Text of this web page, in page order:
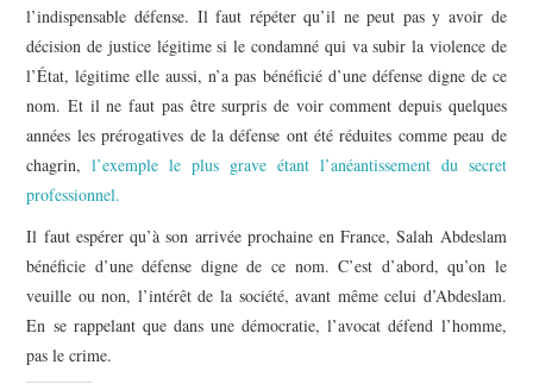
l’indispensable défense. Il faut répéter qu’il ne peut pas y avoir de
décision de justice légitime si le condamné qui va subir la violence de
l’État, légitime elle aussi, n’a pas bénéficié d’une défense digne de ce
nom. Et il ne faut pas être surpris de voir comment depuis quelques
années les prérogatives de la défense ont été réduites comme peau de
chagrin,l’exemple le plus grave étant l’anéantissement du secret
professionnel.
Il faut espérer qu’à son arrivée prochaine en France, Salah Abdeslam
bénéficie d’une défense digne de ce nom. C’est d’abord, qu’on le
veuille ou non, l’intérêt de la société, avant même celui d’Abdeslam.
En se rappelant que dans une démocratie, l’avocat défend l’homme,
pas le crime.